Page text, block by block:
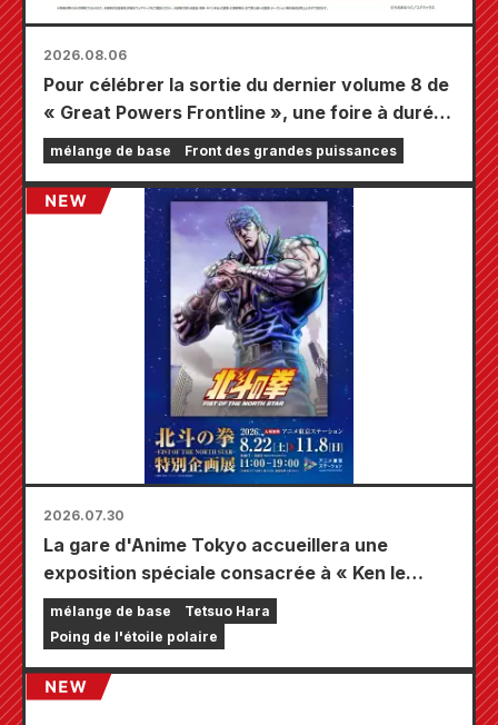
2026.08.06
Pour célébrer la sortie du dernier volume 8 de
« Great Powers Frontline », une foire à durée
limitée se tiendra dans les magasins Animate
à travers le pays à partir du 20 août, où vous
pourrez obtenir une mini-carte spécialement
dessinée (4 types au total) !
mélange de base Front des grandes puissances
2026.07.30
La gare d'Anime Tokyo accueillera une
exposition spéciale consacrée à « Ken le
Survivant » !!
mélange de base
Tetsuo Hara
Poing de l'étoile polaire